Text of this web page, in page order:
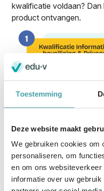
Toestemming
Deze website maakt
We gebruiken cookies om
personaliseren, om
en om ons
informatie over uw
kwalificatie voldaan? Dan
product ontvangen.
Word deelnemer